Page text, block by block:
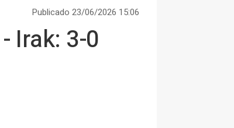
Publicado 23/06/2026 15:06
Irak: 3-0